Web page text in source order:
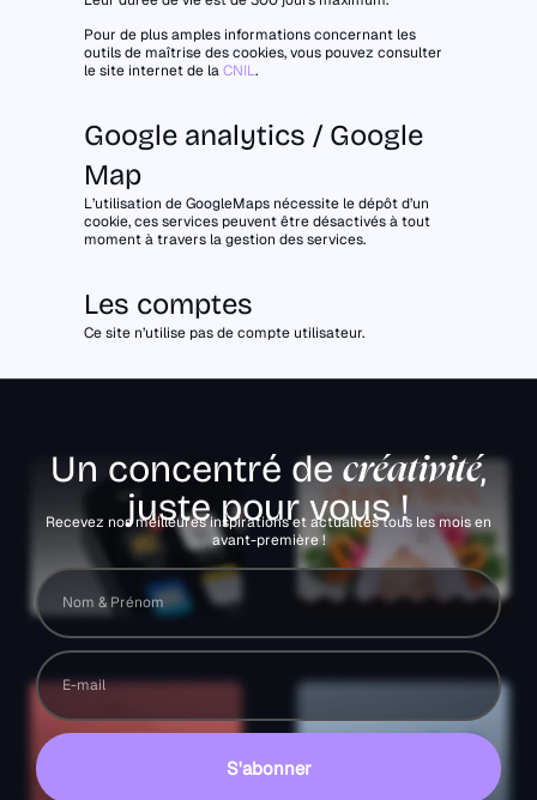
Pour de plus amples informations concernant les
outils de maîtrise des cookies, vous pouvez consulter
le site internet de laCNIL.
Google analytics / Google
Map
L’utilisation de GoogleMaps nécessite le dépôt d’un
cookie, ces services peuvent être désactivés à tout
moment à travers la gestion des services.
Les comptes
Ce site n’utilise pas de compte utilisateur.
Un concentré decréativité,
juste pour vous !
Recevez nos meilleures inspirations et actualités tous les mois en
avant-première !
S'abonner